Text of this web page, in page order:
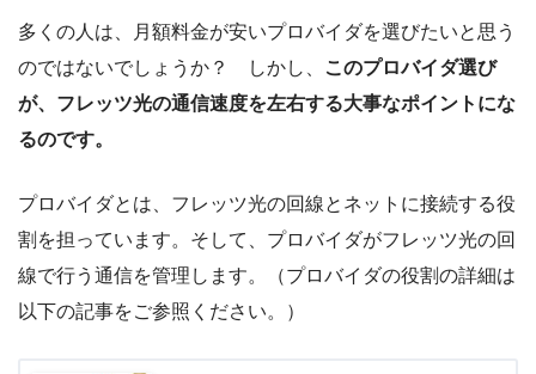
多くの人は、月額料金が安いプロバイダを選びたいと思う
のではないでしょうか？ しかし、
このプロバイダ選び
が、フレッツ光の通信速度を左右する大事なポイントにな
るのです。
プロバイダとは、フレッツ光の回線とネットに接続する役
割を担っています。そして、プロバイダがフレッツ光の回
線で行う通信を管理します。（プロバイダの役割の詳細は
以下の記事をご参照ください。）